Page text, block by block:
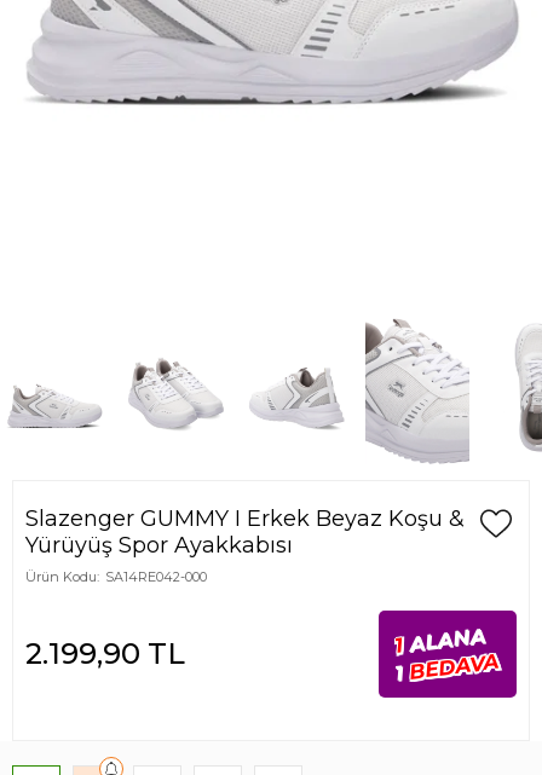
Slazenger GUMMY I Erkek Beyaz Koşu &
Yürüyüş Spor Ayakkabısı
Ürün Kodu: SA14RE042-000
2.199,90 TL 1 ALANA
1BEDAVA